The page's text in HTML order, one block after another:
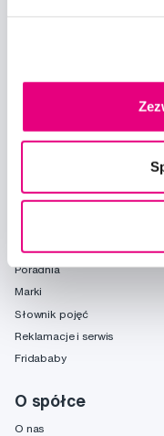
Wszystko o
Warunki handlowe
Ochrona danych osobowych
Ustawienia plików cookie
Poradnia
Marki
Słownik pojęć
Reklamacje i serwis
Fridababy
O spółce
O nas